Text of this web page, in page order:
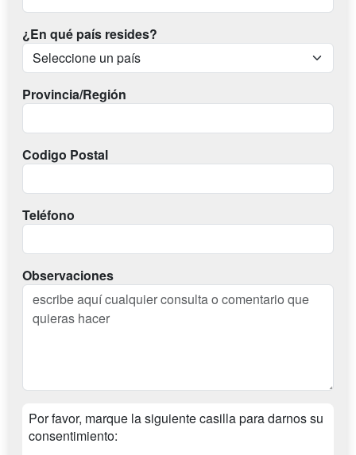
¿En qué país resides?
Provincia/Región
Codigo Postal
Teléfono
Observaciones
Por favor, marque la siguiente casilla para darnos su
consentimiento: